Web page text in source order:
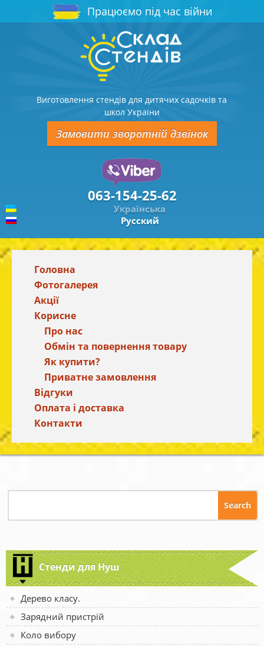
Працюємо під час війни
Виготовлення стендів для дитячих садочків та
школ України
Замовити зворотній дзвінок
063-154-25-62
Українська
Русский
Головна
Фотогалерея
Акції
Корисне
Про нас
Обмін та повернення товару
Як купити?
Приватне замовлення
Відгуки
Оплата і доставка
Контакти
Стенди для Нуш
Дерево класу.
Зарядний пристрій
Коло вибору